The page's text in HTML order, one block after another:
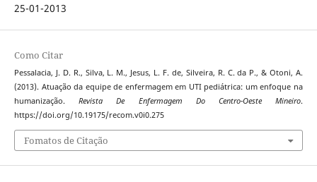
25-01-2013
Como Citar
Pessalacia, J. D. R., Silva, L. M., Jesus, L. F. de, Silveira, R. C. da P., & Otoni, A.
(2013). Atuação da equipe de enfermagem em UTI pediátrica: um enfoque na
humanização.Revista De Enfermagem Do Centro-Oeste Mineiro.
https://doi.org/10.19175/recom.v0i0.275
Fomatos de Citação